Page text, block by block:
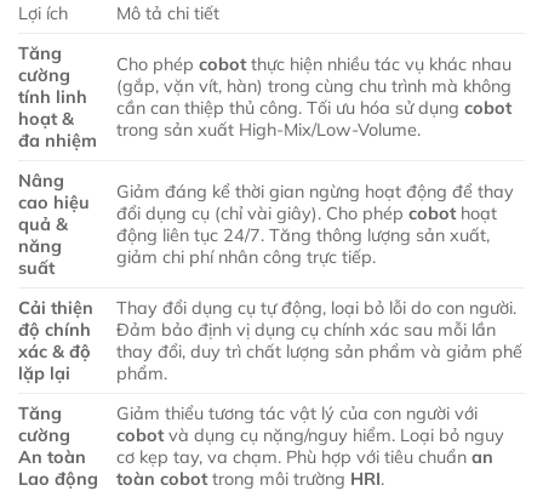
Lợi ích
Mô tả chi tiết
Tăng
cường
tính linh
hoạt &
đa nhiệm
Cho phépcobotthực hiện nhiều tác vụ khác nhau
(gắp, vặn vít, hàn) trong cùng chu trình mà không
cần can thiệp thủ công. Tối ưu hóa sử dụngcobot
trong sản xuất High-Mix/Low-Volume.
Nâng
cao hiệu
quả &
năng
suất
Giảm đáng kể thời gian ngừng hoạt động để thay
đổi dụng cụ (chỉ vài giây). Cho phépcobothoạt
động liên tục 24/7. Tăng thông lượng sản xuất,
giảm chi phí nhân công trực tiếp.
Cải thiện
độ chính
xác & độ
lặp lại
Thay đổi dụng cụ tự động, loại bỏ lỗi do con người.
Đảm bảo định vị dụng cụ chính xác sau mỗi lần
thay đổi, duy trì chất lượng sản phẩm và giảm phế
phẩm.
Tăng
cường
An toàn
Lao động
Giảm thiểu tương tác vật lý của con người với
cobotvà dụng cụ nặng/nguy hiểm. Loại bỏ nguy
cơ kẹp tay, va chạm. Phù hợp với tiêu chuẩnan
toàn cobottrong môi trường HRI.